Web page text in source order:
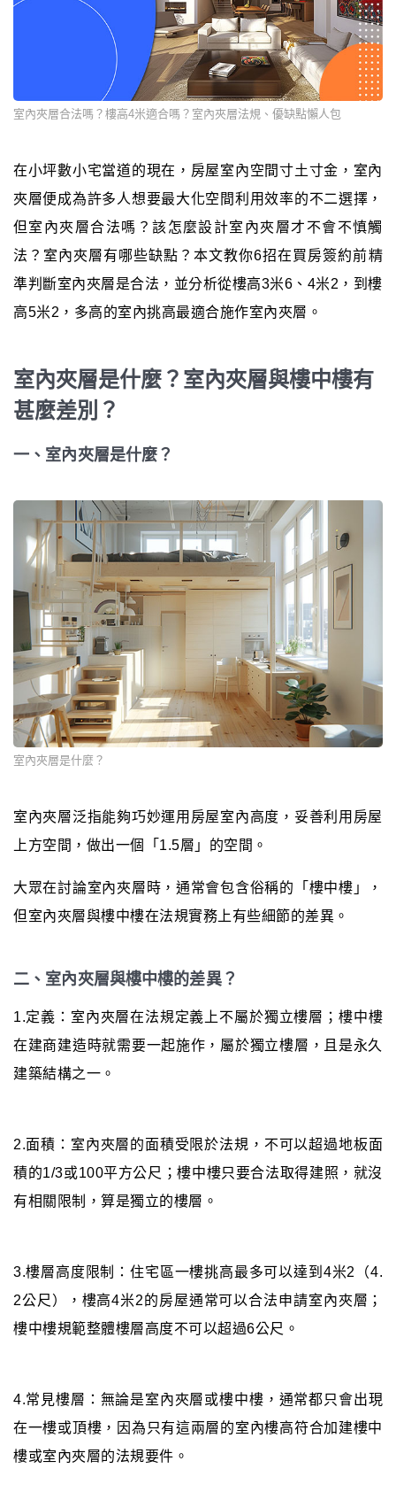
室內夾層合法嗎？樓高4米適合嗎？室內夾層法規、優缺點懶人包
在小坪數小宅當道的現在，房屋室內空間寸土寸金，室內
夾層便成為許多人想要最大化空間利用效率的不二選擇，
但室內夾層合法嗎？該怎麼設計室內夾層才不會不慎觸
法？室內夾層有哪些缺點？本文教你6招在買房簽約前精
準判斷室內夾層是合法，並分析從樓高3米6、4米2，到樓
高5米2，多高的室內挑高最適合施作室內夾層。
室內夾層是什麼？室內夾層與樓中樓有
甚麼差別？
一、室內夾層是什麼？
室內夾層是什麼？
室內夾層泛指能夠巧妙運用房屋室內高度，妥善利用房屋
上方空間，做出一個「1.5層」的空間。
大眾在討論室內夾層時，通常會包含俗稱的「樓中樓」，
但室內夾層與樓中樓在法規實務上有些細節的差異。
二、室內夾層與樓中樓的差異？
1.定義：室內夾層在法規定義上不屬於獨立樓層；樓中樓
在建商建造時就需要一起施作，屬於獨立樓層，且是永久
建築結構之一。
2.面積：室內夾層的面積受限於法規，不可以超過地板面
積的1/3或100平方公尺；樓中樓只要合法取得建照，就沒
有相關限制，算是獨立的樓層。
3.樓層高度限制：住宅區一樓挑高最多可以達到4米2（4.
2公尺），樓高4米2的房屋通常可以合法申請室內夾層；
樓中樓規範整體樓層高度不可以超過6公尺。
4.常見樓層：無論是室內夾層或樓中樓，通常都只會出現
在一樓或頂樓，因為只有這兩層的室內樓高符合加建樓中
樓或室內夾層的法規要件。